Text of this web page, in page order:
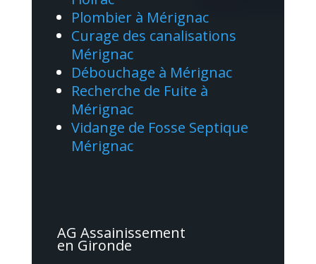
Plombier à Mérignac
Curage des canalisations
Mérignac
Débouchage à Mérignac
Recherche de Fuite à
Mérignac
Vidange de Fosse Septique
Mérignac
AG Assainissement
en Gironde